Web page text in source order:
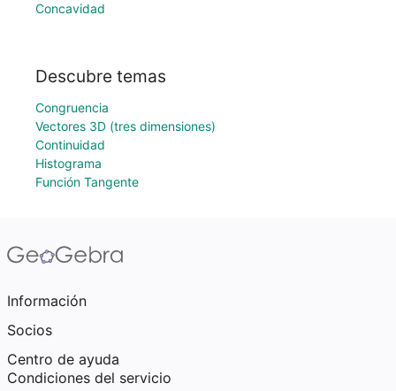
Concavidad
Descubre temas
Congruencia
Vectores 3D (tres dimensiones)
Continuidad
Histograma
Función Tangente
Información
Socios
Centro de ayuda
Condiciones del servicio